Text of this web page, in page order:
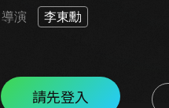
導演 李東勳
請先登入